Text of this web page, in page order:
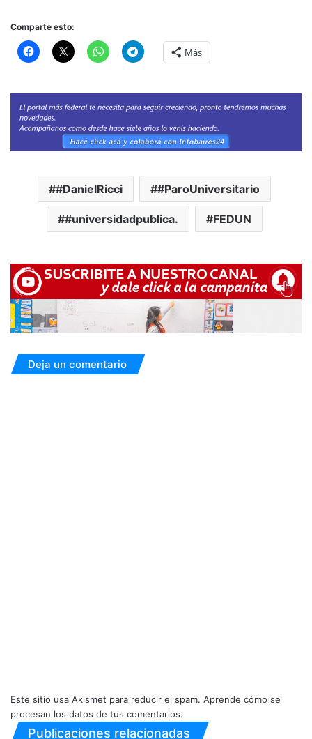
Comparte esto:
Más
#DanielRicci #ParoUniversitario
#universidadpublica. FEDUN
Deja un comentario
Este sitio usa Akismet para reducir el spam. Aprende cómo se
procesan los datos de tus comentarios.
Publicaciones relacionadas